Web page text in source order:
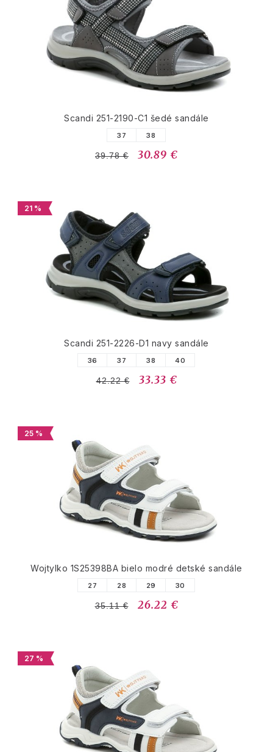
Scandi 251-2190-C1 šedé sandále
37 38
39.78 € 30.89 €
21 %
Scandi 251-2226-D1 navy sandále
36 37 38 40
42.22 € 33.33 €
25 %
Wojtylko 1S25398BA bielo modré detské sandále
27 28 29 30
35.11 € 26.22 €
27 %